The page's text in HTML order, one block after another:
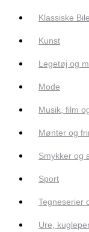
Klassiske
Kunst
Legetøj og
Mode
Musik, film
Mønter og
Smykker og
Sport
Tegneserier
Ure,